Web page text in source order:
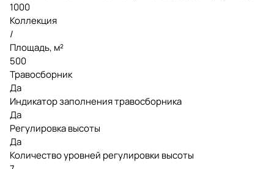
1000
Коллекция
/
Площадь, м²
500
Травосборник
Да
Индикатор заполнения травосборника
Да
Регулировка высоты
Да
Количество уровней регулировки высоты